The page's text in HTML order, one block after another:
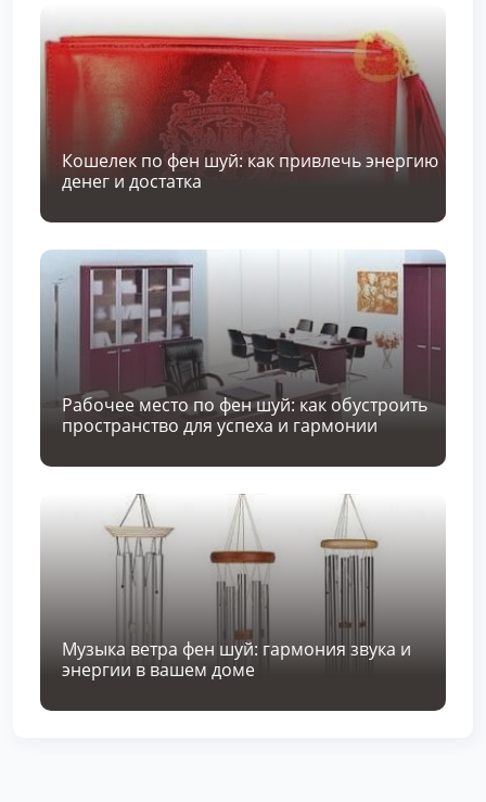
Кошелек по фен шуй: как привлечь энергию
денег и достатка
Рабочее место по фен шуй: как обустроить
пространство для успеха и гармонии
Музыка ветра фен шуй: гармония звука и
энергии в вашем доме